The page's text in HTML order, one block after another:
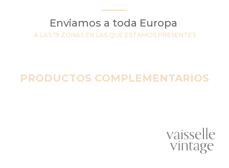
Enviamos a toda Europa
A LAS 19 ZONAS EN LAS QUE ESTAMOS PRESENTES
PRODUCTOS COMPLEMENTARIOS